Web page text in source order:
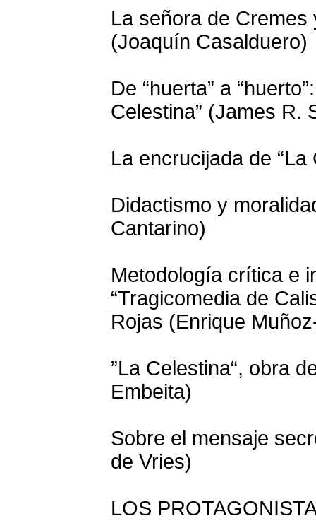
La señora de
(Joaquín Casalduero)
De “huerta” a
Celestina” (James R.
La encrucijada de
Didactismo y
Cantarino)
Metodología crítica e
“Tragicomedia de
Rojas (Enrique
”La Celestina“, obra
Embeita)
Sobre el mensaje
de Vries)
LOS